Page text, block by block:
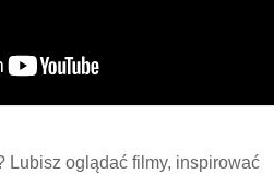
Lubisz oglądać filmy, inspirować